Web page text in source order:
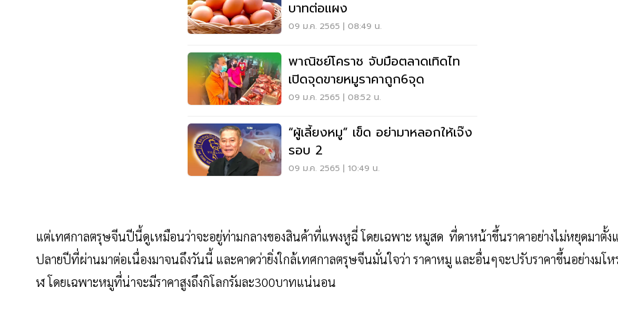
บาทต่อแผง
09 ม.ค. 2565 | 08:49 น.
พาณิชย์โคราช จับมือตลาดเทิดไท
เปิดจุดขายหมูราคาถูก6จุด
09 ม.ค. 2565 | 08:52 น.
“ผู้เลี้ยงหมู” เข็ด อย่ามาหลอกให้เจ๊ง
รอบ 2
09 ม.ค. 2565 | 10:49 น.
แต่เทศกาลตรุษจีนปีนี้ดูเหมือนว่าจะอยู่ท่ามกลางของสินค้าที่แพงหูฉี่ โดยเฉพาะ หมูสด ที่ดาหน้าขึ้นราคาอย่างไม่หยุดมาตั้ง
ปลายปีที่ผ่านมาต่อเนื่องมาจนถึงวันนี้ และคาดว่ายิ่งใกล้เทศกาลตรุษจีนมั่นใจว่า ราคาหมู และอื่นๆจะปรับราคาขึ้นอย่างมโห
ฬ โดยเฉพาะหมูที่น่าจะมีราคาสูงถึงกิโลกรัมละ300บาทแน่นอน